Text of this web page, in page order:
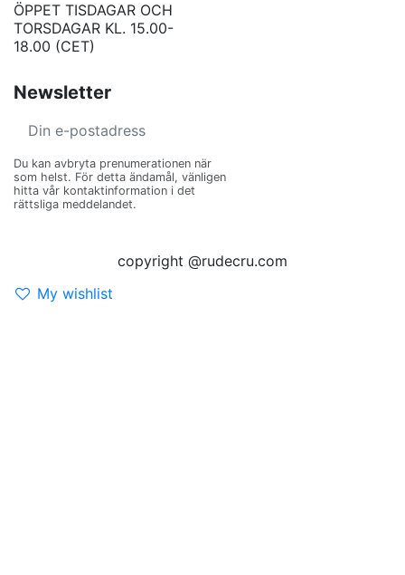
ÖPPET TISDAGAR OCH
TORSDAGAR KL. 15.00-
18.00 (CET)
Newsletter
Du kan avbryta prenumerationen när
som helst. För detta ändamål, vänligen
hitta vår kontaktinformation i det
rättsliga meddelandet.
copyright @rudecru.com
My wishlist